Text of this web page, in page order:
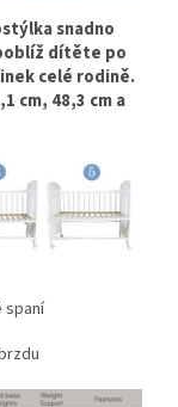
snadno
dítěte po
celé rodině.
cm, 48,3 cm a
spaní